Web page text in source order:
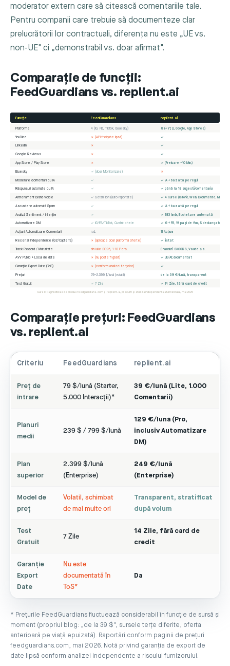
moderator extern care să citească comentariile tale.
Pentru companii care trebuie să documenteze clar
prelucrătorii lor contractuali, diferența nu este „UE vs.
non-UE" ci „demonstrabil vs. doar afirmat".
Comparație de funcții:
FeedGuardians vs. replient.ai
Funcție FeedGuardians replient.ai
Platforme 4 (IG, FB, TikTok, Bluesky) 8 (+ YT, LI, Google, App Stores)
YouTube ✗ (API-freigabe lipsă) ✓
LinkedIn ✗ ✓
Google Reviews ✗ ✓
App Store / Play Store ✗ ✓ (Preluare ~10 Min.)
Bluesky ✓ (doar Monitorizare) ✗
Moderare comentarii cu IA ✓ ✓ IA + bazată pe reguli
Răspunsuri automate cu IA ✓ ✓ până la 15 sugestii/comentariu
Antrenament Brand-Voice ✓ Setări Ton (auto-raportate) ✓ 4 surse (Istoric, Web, Documente, Manual)
Ascundere automată Spam ✓ ✓ IA + bazată pe reguli
Analiză Sentiment / Intenție ✓ ✓ 183 limbi, Etichetare automată
Automatizare DM ✓ IG/FB/TikTok, Cuvânt cheie ✓ IG + FB, 19 pași de flux, 5 declanșatori
Acțiuni Automatizare Comentarii n.d. 11 Acțiuni
Recenzii Independente (G2/Capterra) ✗ (aproape doar platformă oferte) ✓ listat
Track Record / Maturitate din iulie 2025, 1–10 Pers. Branduri: SNOCKS, Vaude ș.a.
AVV Public + Locul de date ✗ (nu poate fi găsit) ✓ UE/AT, documentat
Garanție Export Date (ToS) ✗ (conform analizei terțelor) ✓
Prețuri 79–2.399 $/lună (volatil) de la 39 €/lună, transparent
Test Gratuit ✓ 7 Zile ✓ 14 Zile, fără card de credit
Sursă: Pagini oficiale de produs feedguardians.com și replient.ai, precum și analiză independentă a furnizorului, mai 2026
Comparație prețuri: FeedGuardians
vs. replient.ai
Criteriu FeedGuardians replient.ai
Preț de
intrare
79 $/lună (Starter,
5.000 Interacții)*
39 €/lună (Lite, 1.000
Comentarii)
Planuri
medii
239 $ / 799 $/lună
129 €/lună (Pro,
inclusiv Automatizare
DM)
Plan
superior
2.399 $/lună
(Enterprise)
249 €/lună
(Enterprise)
Model de
preț
Volatil, schimbat
de mai multe ori
Transparent, stratificat
după volum
Test
Gratuit
7 Zile
14 Zile, fără card de
credit
Garanție
Export
Date
Nu este
documentată în
ToS*
Da
* Prețurile FeedGuardians fluctuează considerabil în funcție de sursă și
moment (propriul blog: „de la 39 $", sursele terțe diferite, oferta
anterioară pe viață epuizată). Raportări conform paginii de prețuri
feedguardians.com, mai 2026. Notă privind garanția de export de
date lipsă conform analizei independente a riscului furnizorului.